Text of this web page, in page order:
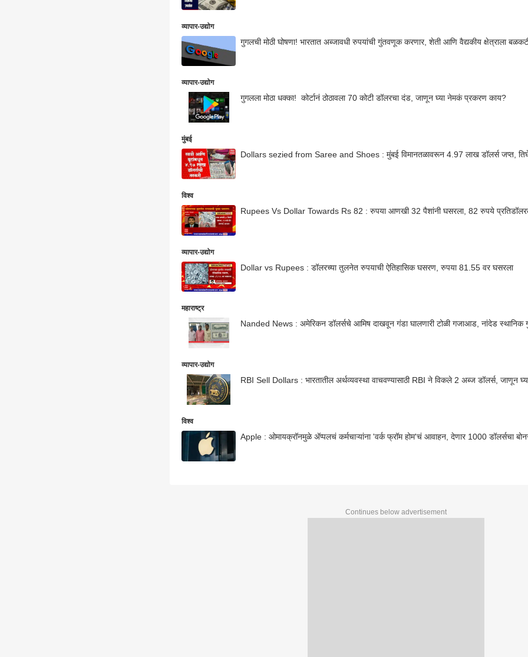
व्यापार-उद्योग
गुगलची मोठी घोषणा! भारतात अब्जावधी रुपयांची गुंतवणूक करणार, शेती आणि वैद्यकीय क्षेत्राला
व्यापार-उद्योग
गुगलला मोठा धक्का! कोर्टानं ठोठावला 70 कोटी डॉलरचा दंड, जाणून घ्या नेमकं प्रकरण काय?
मुंबई
Dollars sezied from Saree and Shoes : मुंबई विमानतळावरून 4.97 लाख डॉलर्स जप्त, तिघे
विश्व
Rupees Vs Dollar Towards Rs 82 : रुपया आणखी 32 पैशांनी घसरला, 82 रुपये
व्यापार-उद्योग
Dollar vs Rupees : डॉलरच्या तुलनेत रुपयाची ऐतिहासिक घसरण, रुपया 81.55 वर घसरला
महाराष्ट्र
Nanded News : अमेरिकन डॉलर्सचे आमिष दाखवून गंडा घालणारी टोळी गजाआड, नांदेड स्थानिक
व्यापार-उद्योग
RBI Sell Dollars : भारतातील अर्थव्यवस्था वाचवण्यासाठी RBI ने विकले 2 अब्ज डॉलर्स, जाणून
विश्व
Apple : ओमायक्रॉनमुळे अ‍ॅप्पलचं कर्मचाऱ्यांना 'वर्क फ्रॉम होम'चं आवाहन, देणार 1000 डॉलर्सचा
Continues below advertisement